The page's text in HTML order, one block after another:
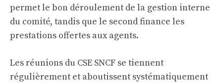
permet le bon déroulement de la gestion interne
du comité, tandis que le second finance les
prestations offertes aux agents.
Les réunions du CSE SNCF se tiennent
régulièrement et aboutissent systématiquement